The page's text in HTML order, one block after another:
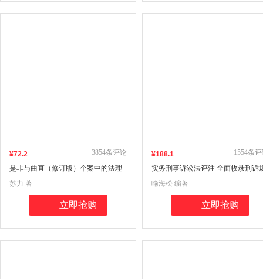
¥72.2
是非与曲直（修订版）个案中的法理
摆事实 北大教授苏力著
3854条评论
苏力 著
立即抢购
¥188.1
实务刑事诉讼法评注 全面收录刑诉
则 一书解决常见刑事诉讼法问题 刑
诉讼法宝典 喻海松作品
1554条
喻海松 编著
立即抢购